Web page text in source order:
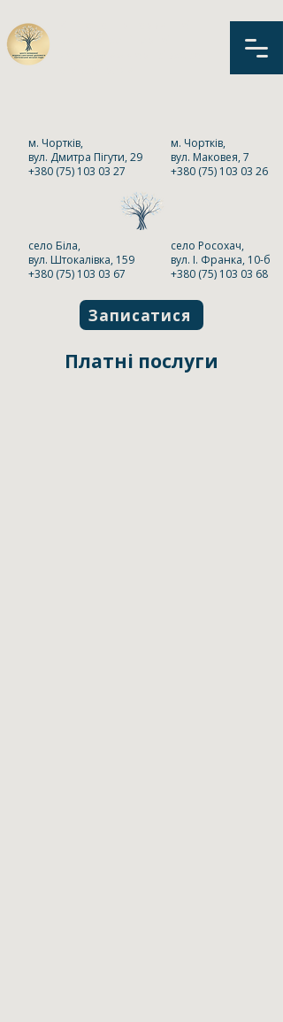
м. Чортків,
вул. Дмитра Пігути, 29
+380 (75) 103 03 27
м. Чортків,
вул. Маковея, 7
+380 (75) 103 03 26
село Біла,
вул. Штокалівка, 159
+380 (75) 103 03 67
село Росохач,
вул. І. Франка, 10-б
+380 (75) 103 03 68
Записатися
Платні послуги